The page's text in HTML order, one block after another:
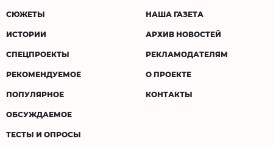
СЮЖЕТЫ
ИСТОРИИ
СПЕЦПРОЕКТЫ
РЕКОМЕНДУЕМОЕ
ПОПУЛЯРНОЕ
ОБСУЖДАЕМОЕ
ТЕСТЫ И ОПРОСЫ
НАША ГАЗЕТА
АРХИВ НОВОСТЕЙ
РЕКЛАМОДАТЕЛЯМ
О ПРОЕКТЕ
КОНТАКТЫ